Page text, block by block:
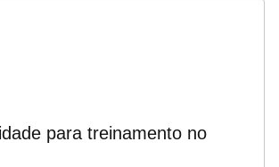
para treinamento no